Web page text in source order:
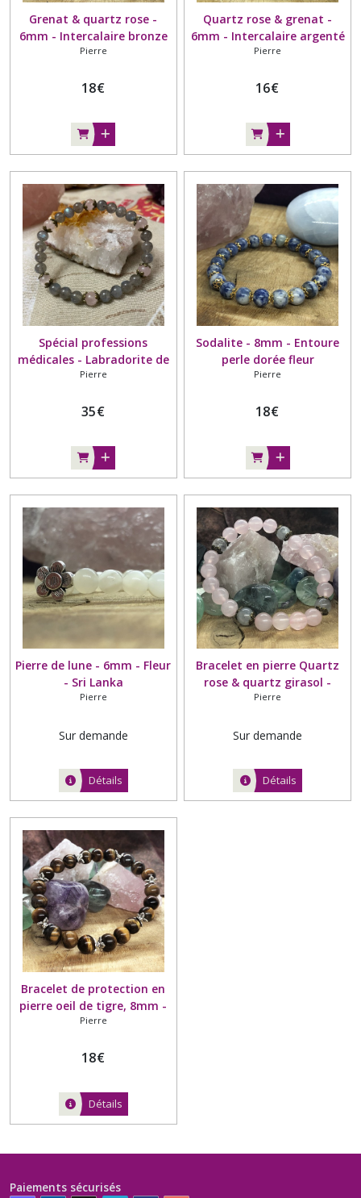
Grenat & quartz rose -
6mm - Intercalaire bronze
Pierre
18€
Quartz rose & grenat -
6mm - Intercalaire argenté
Pierre
16€
Spécial professions
médicales - Labradorite de
Madagascar - Quartz rose
Pierre
35€
Sodalite - 8mm - Entoure
perle dorée fleur
Pierre
18€
Pierre de lune - 6mm - Fleur
- Sri Lanka
Pierre
Sur demande
Détails
Bracelet en pierre Quartz
rose & quartz girasol -
8mm - Intercalaire bronze
Pierre
Sur demande
Détails
Bracelet de protection en
pierre oeil de tigre, 8mm -
Entoure perle argenté
Pierre
18€
Détails
Paiements sécurisés